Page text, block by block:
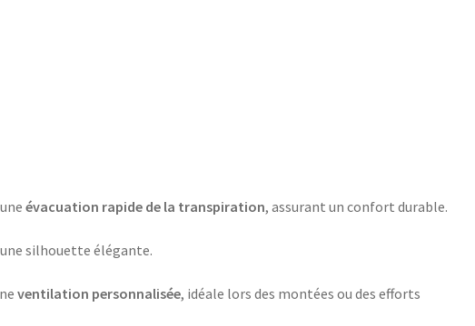
évacuation rapide de la transpiration, assurant un confort durable.
silhouette élégante.
ventilation personnalisée, idéale lors des montées ou des efforts